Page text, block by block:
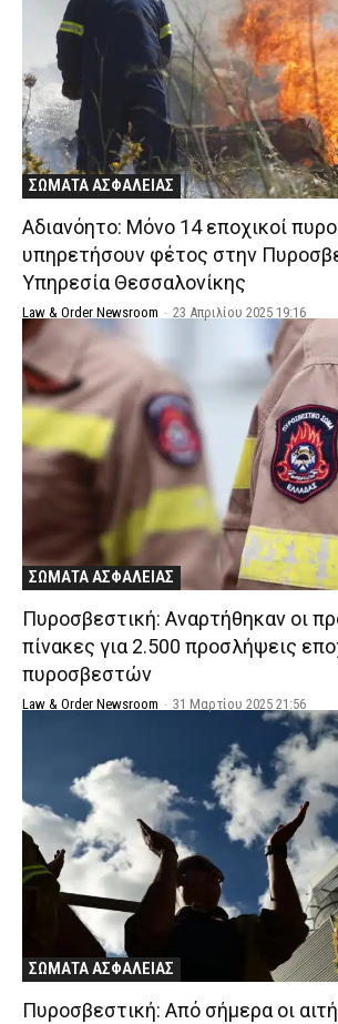
ΣΩΜΑΤΑ ΑΣΦΑΛΕΙΑΣ
Αδιανόητο: Μόνο 14 εποχικοί
υπηρετήσουν φέτος στην
Υπηρεσία Θεσσαλονίκης
Law & Order Newsroom - 23 Απριλίου 2025 19:16
ΣΩΜΑΤΑ ΑΣΦΑΛΕΙΑΣ
Πυροσβεστική: Αναρτήθηκαν οι
πίνακες για 2.500 προσλήψεις
πυροσβεστών
Law & Order Newsroom - 31 Μαρτίου 2025 21:56
ΣΩΜΑΤΑ ΑΣΦΑΛΕΙΑΣ
Πυροσβεστική: Από σήμερα οι